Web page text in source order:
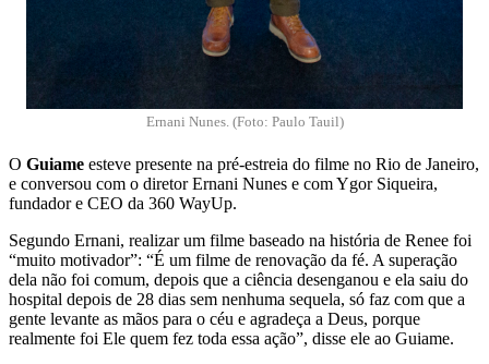
Ernani Nunes. (Foto: Paulo Tauil)
O Guiame esteve presente na pré-estreia do filme no Rio de Janeiro,
e conversou com o diretor Ernani Nunes e com Ygor Siqueira,
fundador e CEO da 360 WayUp.
Segundo Ernani, realizar um filme baseado na história de Renee foi
“muito motivador”: “É um filme de renovação da fé. A superação
dela não foi comum, depois que a ciência desenganou e ela saiu do
hospital depois de 28 dias sem nenhuma sequela, só faz com que a
gente levante as mãos para o céu e agradeça a Deus, porque
realmente foi Ele quem fez toda essa ação”, disse ele ao Guiame.